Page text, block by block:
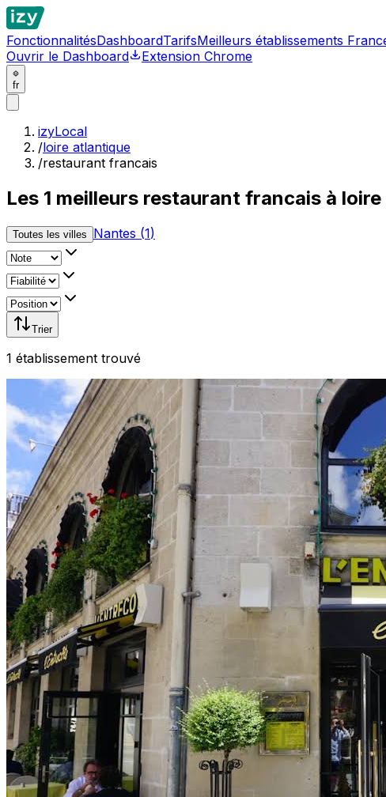
FonctionnalitésDashboardTarifsMeilleurs établissements
Ouvrir le Dashboard
Extension Chrome
fr
izyLocal
/loire atlantique
/restaurant francais
Les 1 meilleurs restaurant francais à
Toutes les villes Nantes (1)
Trier
1 établissement trouvé